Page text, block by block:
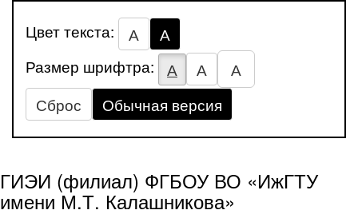
Цвет текста: А
А
Размер шрифтра:
А А
А
Сброс
Обычная версия
ГИЭИ (филиал) ФГБОУ ВО «ИжГТУ
имени М.Т. Калашникова»